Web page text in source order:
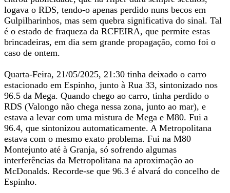
logava o RDS, tendo-o apenas perdido nuns becos em
Gulpilharinhos, mas sem quebra significativa do sinal. Tal
é o estado de fraqueza da RCFEIRA, que permite estas
brincadeiras, em dia sem grande propagação, como foi o
caso de ontem.
Quarta-Feira, 21/05/2025, 21:30 tinha deixado o carro
estacionado em Espinho, junto à Rua 33, sintonizado nos
96.5 da Mega. Quando chego ao carro, tinha perdido o
RDS (Valongo não chega nessa zona, junto ao mar), e
estava a levar com uma mistura de Mega e M80. Fui a
96.4, que sintonizou automaticamente. A Metropolitana
estava com o mesmo exato problema. Fui na M80
Montejunto até à Granja, só sofrendo algumas
interferências da Metropolitana na aproximação ao
McDonalds. Recorde-se que 96.3 é alvará do concelho de
Espinho.